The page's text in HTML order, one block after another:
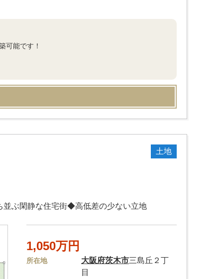
可能です！
土地
ぶ閑静な住宅街◆高低差の少ない立地
1,050万円
所在地 大阪府茨木市三島丘２丁
目